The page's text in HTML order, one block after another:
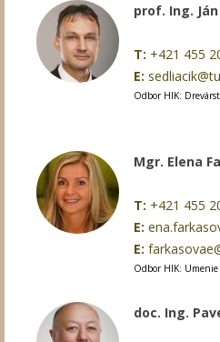
prof. Ing.
T: +421 455
E:
Odbor HIK:
Mgr. Elena
T: +421 455
E:
E:
Odbor HIK: Umenie
doc. Ing.